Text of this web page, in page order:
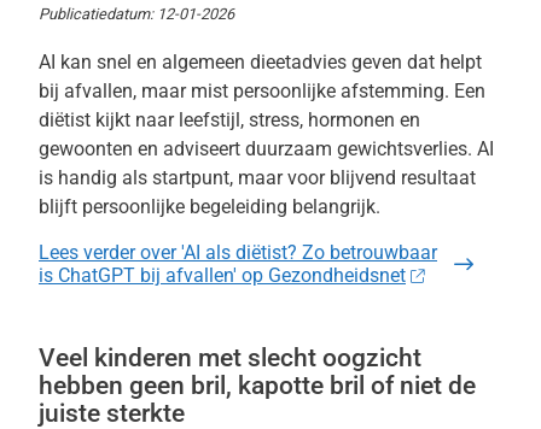
Publicatiedatum: 12-01-2026
AI kan snel en algemeen dieetadvies geven dat helpt
bij afvallen, maar mist persoonlijke afstemming. Een
diëtist kijkt naar leefstijl, stress, hormonen en
gewoonten en adviseert duurzaam gewichtsverlies. AI
is handig als startpunt, maar voor blijvend resultaat
blijft persoonlijke begeleiding belangrijk.
Lees verderover 'AI als diëtist? Zo betrouwbaar
is ChatGPT bij afvallen' op Gezondheidsnet
Veel kinderen met slecht oogzicht
hebben geen bril, kapotte bril of niet de
juiste sterkte